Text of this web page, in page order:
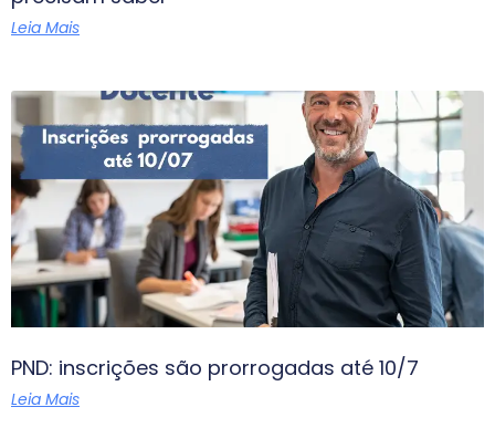
Leia Mais
PND: inscrições são prorrogadas até 10/7
Leia Mais